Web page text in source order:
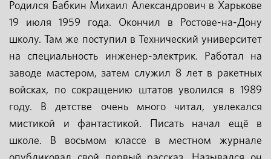
Родился Бабкин Михаил Александрович в Харькове
19 июля 1959 года. Окончил в Ростове-на-Дону
школу. Там же поступил в Технический университет
на специальность инженер-электрик. Работал на
заводе мастером, затем служил 8 лет в ракетных
войсках, по сокращению штатов уволился в 1989
году. В детстве очень много читал, увлекался
мистикой и фантастикой. Писать начал ещё в
школе. В восьмом классе в местном журнале